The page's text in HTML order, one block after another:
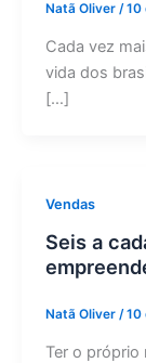
Natã Oliver /10
Cada vez
vida dos
[…]
Vendas
Seis a
Natã Oliver /10
Ter o